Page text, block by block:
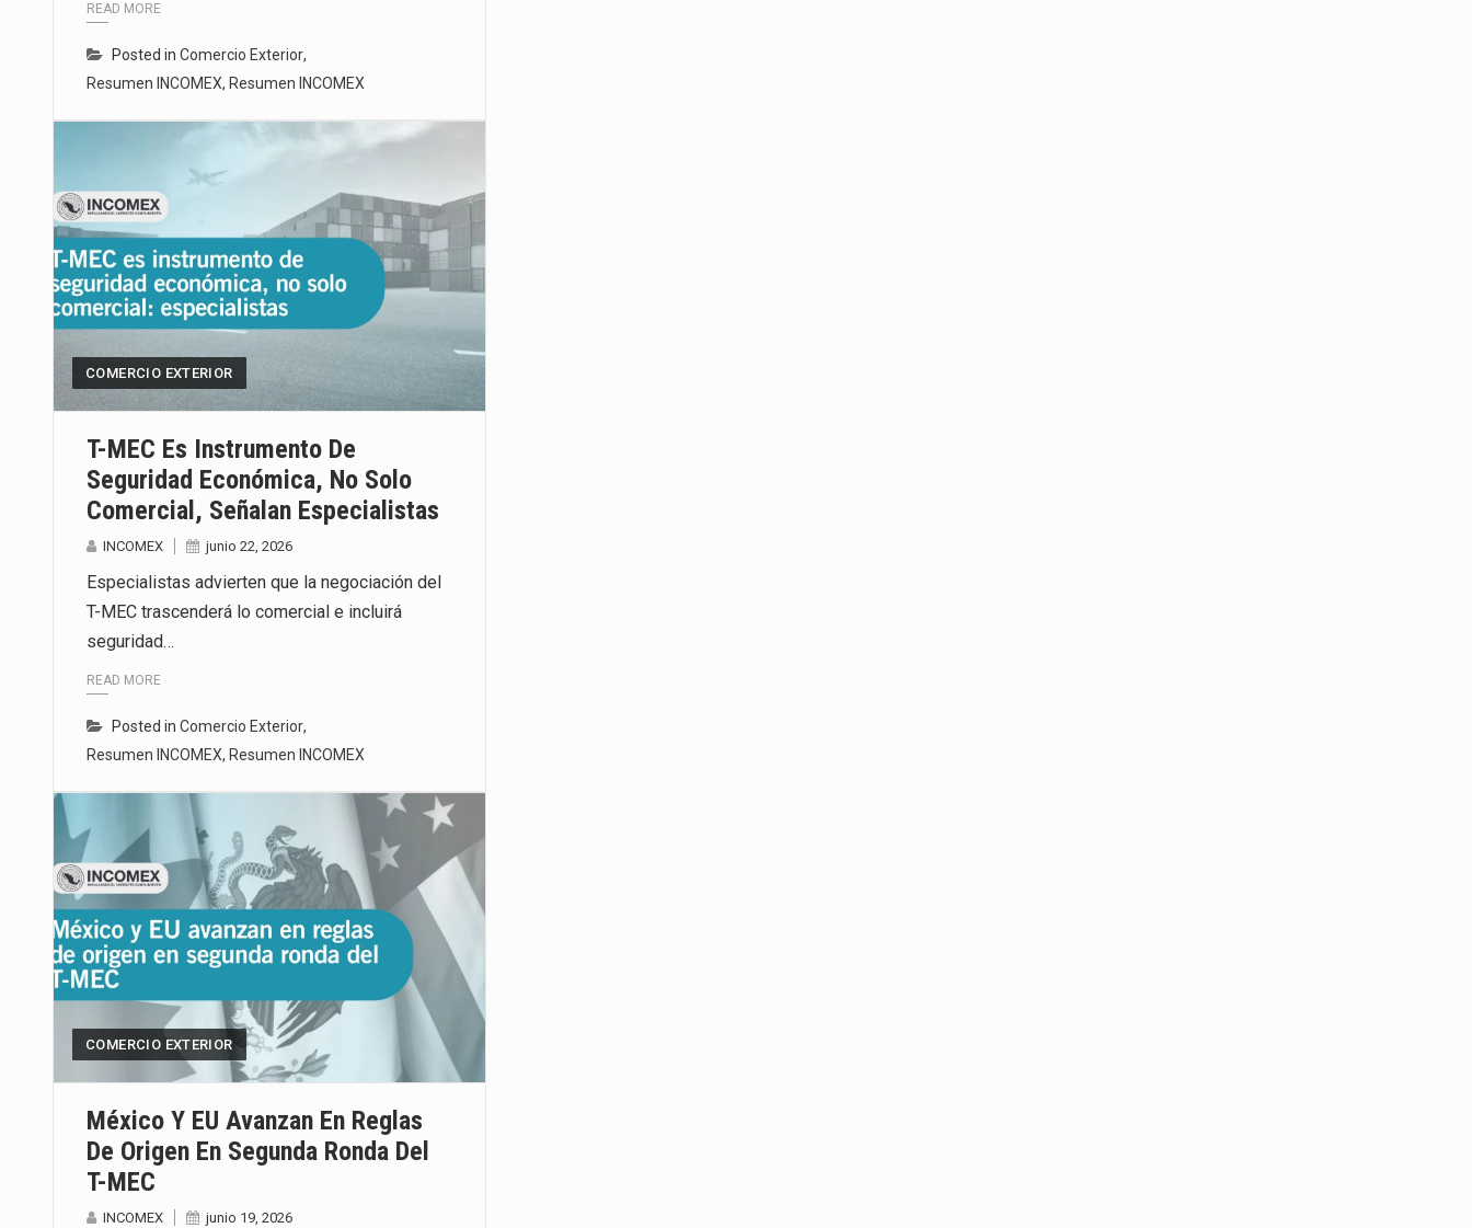
READ MORE
Posted in Comercio Exterior,
Resumen INCOMEX, Resumen INCOMEX
COMERCIO EXTERIOR
T-MEC Es Instrumento De
Seguridad Económica, No Solo
Comercial, Señalan Especialistas
INCOMEX junio 22, 2026
Especialistas advierten que la negociación del
T-MEC trascenderá lo comercial e incluirá
seguridad…
READ MORE
Posted in Comercio Exterior,
Resumen INCOMEX, Resumen INCOMEX
COMERCIO EXTERIOR
México Y EU Avanzan En Reglas
De Origen En Segunda Ronda Del
T-MEC
INCOMEX junio 19, 2026